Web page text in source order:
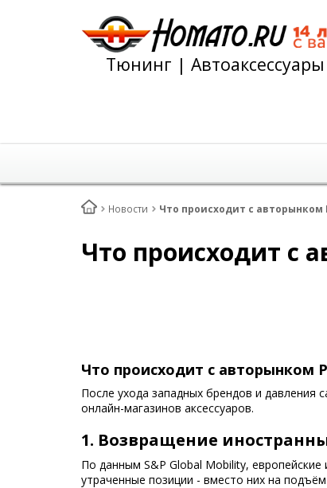
Тюнинг | Автоаксессуары
Новости Что происходит с авторынком
Что происходит с
Что происходит с авторынком
После ухода западных брендов и давления
онлайн-магазинов аксессуаров.
1. Возвращение
По данным S&P Global Mobility,
утраченные позиции - вместо них на